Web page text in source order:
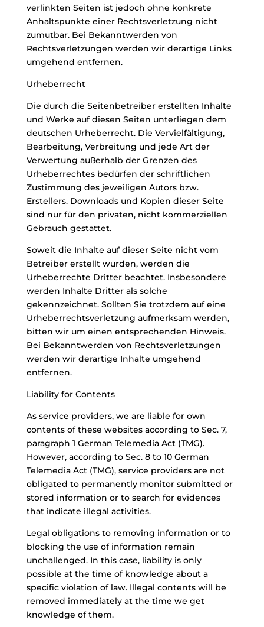
verlinkten Seiten ist jedoch ohne konkrete
Anhaltspunkte einer Rechtsverletzung nicht
zumutbar. Bei Bekanntwerden von
Rechtsverletzungen werden wir derartige Links
umgehend entfernen.
Urheberrecht
Die durch die Seitenbetreiber erstellten Inhalte
und Werke auf diesen Seiten unterliegen dem
deutschen Urheberrecht. Die Vervielfältigung,
Bearbeitung, Verbreitung und jede Art der
Verwertung außerhalb der Grenzen des
Urheberrechtes bedürfen der schriftlichen
Zustimmung des jeweiligen Autors bzw.
Erstellers. Downloads und Kopien dieser Seite
sind nur für den privaten, nicht kommerziellen
Gebrauch gestattet.
Soweit die Inhalte auf dieser Seite nicht vom
Betreiber erstellt wurden, werden die
Urheberrechte Dritter beachtet. Insbesondere
werden Inhalte Dritter als solche
gekennzeichnet. Sollten Sie trotzdem auf eine
Urheberrechtsverletzung aufmerksam werden,
bitten wir um einen entsprechenden Hinweis.
Bei Bekanntwerden von Rechtsverletzungen
werden wir derartige Inhalte umgehend
entfernen.
Liability for Contents
As service providers, we are liable for own
contents of these websites according to Sec. 7,
paragraph 1 German Telemedia Act (TMG).
However, according to Sec. 8 to 10 German
Telemedia Act (TMG), service providers are not
obligated to permanently monitor submitted or
stored information or to search for evidences
that indicate illegal activities.
Legal obligations to removing information or to
blocking the use of information remain
unchallenged. In this case, liability is only
possible at the time of knowledge about a
specific violation of law. Illegal contents will be
removed immediately at the time we get
knowledge of them.